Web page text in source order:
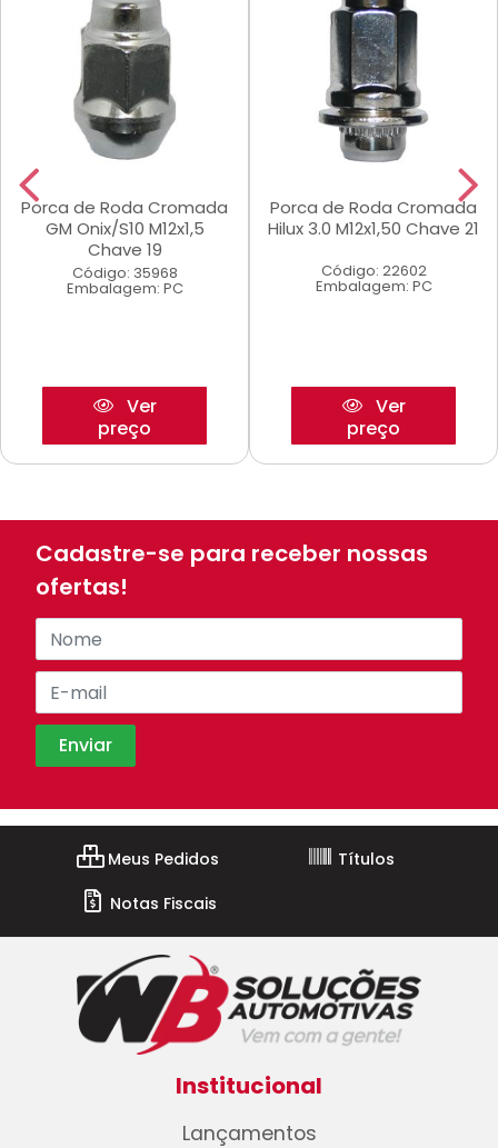
Porca de Roda Cromada
GM Onix/S10 M12x1,5
Chave 19
Código: 35968
Embalagem: PC
Ver
preço
Porca de Roda Cromada
Hilux 3.0 M12x1,50 Chave 21
Código: 22602
Embalagem: PC
Ver
preço
Cadastre-se para receber nossas
ofertas!
Meus Pedidos
Títulos
Notas Fiscais
Institucional
Lançamentos